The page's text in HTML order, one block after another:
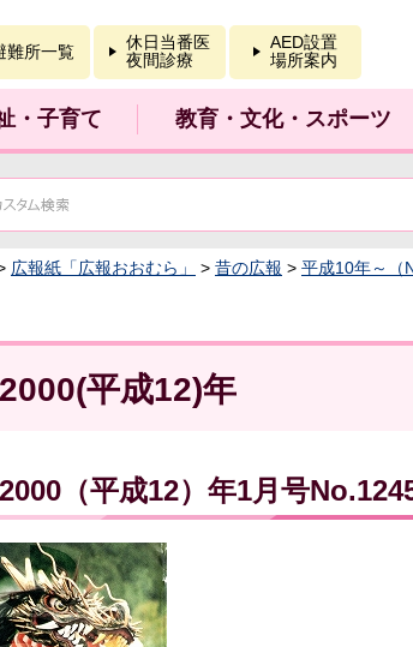
難所一覧
休日当番医
夜間診療
AED設置
場所案内
・子育て 教育・文化・スポーツ
広報紙「広報おおむら」 > 昔の広報 > 平成10年～（
2000(平成12)年
2000（平成12）年1月号